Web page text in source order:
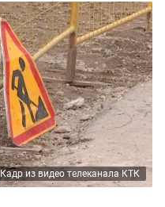
Кадр из видео телеканала КТК